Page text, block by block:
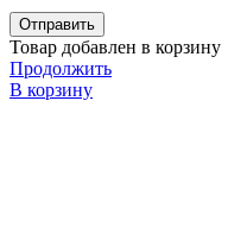
Товар добавлен в корзину
Продолжить
В корзину